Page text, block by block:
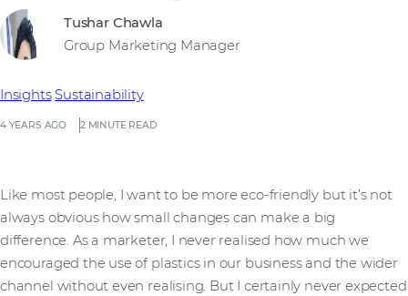
4 YEARS AGO 2 MINUTE READ
Insights Sustainability
Tushar Chawla
Group Marketing Manager
Like most people, I want to be more eco-friendly but it’s not
always obvious how small changes can make a big
difference. As a marketer, I never realised how much we
encouraged the use of plastics in our business and the wider
channel without even realising. But I certainly never expected